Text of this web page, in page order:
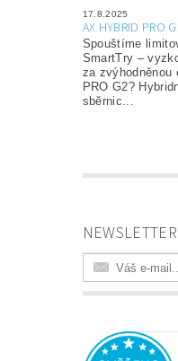
17.8.2025
AX HYBRID PRO
Spouštíme
SmartTry –
za zvýhodněnou
PRO G2?
sběrnic...
NEWSLETTER